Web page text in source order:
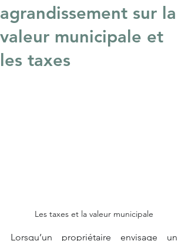
agrandissement sur la
valeur municipale et
les taxes
Les taxes et la valeur municipale
Lorsqu’un propriétaire envisage un